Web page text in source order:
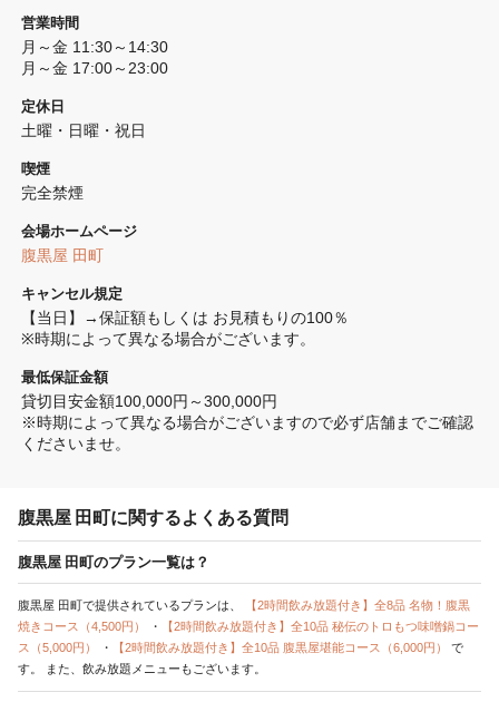
営業時間
月～金 11:30～14:30
月～金 17:00～23:00
定休日
土曜・日曜・祝日
喫煙
完全禁煙
会場ホームページ
腹黒屋 田町
キャンセル規定
【当日】→保証額もしくは お見積もりの100％
※時期によって異なる場合がございます。
最低保証金額
貸切目安金額100,000円～300,000円
※時期によって異なる場合がございますので必ず店舗までご確認
くださいませ。
腹黒屋 田町に関するよくある質問
腹黒屋 田町のプラン一覧は？
腹黒屋 田町で提供されているプランは、
【2時間飲み放題付き】全8品 名物！腹黒
焼きコース（4,500円）
・
【2時間飲み放題付き】全10品 秘伝のトロもつ味噌鍋コー
ス（5,000円）
・ 【2時間飲み放題付き】全10品 腹黒屋堪能コース（6,000円） で
す。
また、飲み放題メニューもございます。